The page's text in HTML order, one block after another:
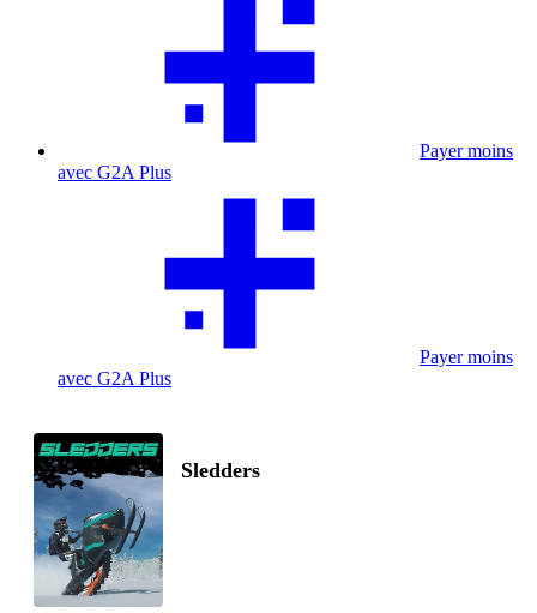
Payer moins
avec G2A Plus
Payer moins
avec G2A Plus
Sledders